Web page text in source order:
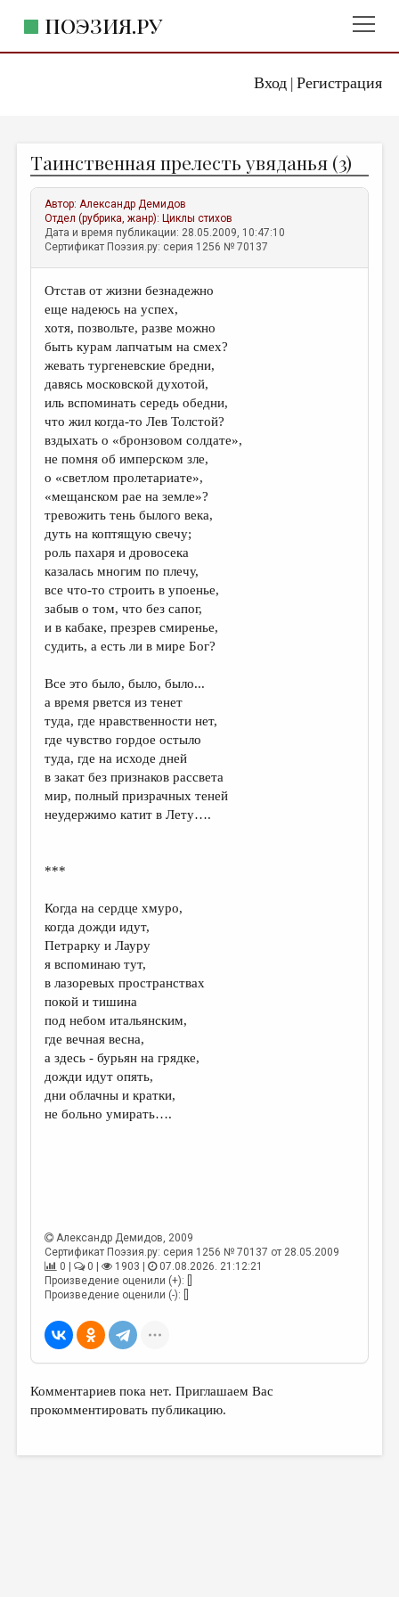
Вход| Регистрация
ПОЭЗИЯ.РУ
ЖАНРЫ
АВТОРЫ
КОММЕНТАРИИ
ЛИТСАЛОН
НОВОСТИ
ПРАВИЛА САЙТА
ОТДЕЛЫ И РУБРИКИ
ИЗБРАННОЕ
ДАЙДЖЕСТ
ПРОИЗВЕДЕНИЯ
ПЕРЕВОДЫ
КОНКУРСЫ
ДЕТСКАЯ КОМНАТА
КНИЖНАЯ ПОЛКА
ОБЗОР ЛИТЕРАТУРЫ
СТРАНИЦЫ ПАМЯТИ
ОБЪЯВЛЕНИЯ
РЕДКОЛЛЕГИЯ
ОТ РЕДАКЦИИ
МАЛАЯ ПРОЗА
ЛИТЕРАТУРОВЕДЕНИЕ
ПУБЛИЦИСТИКА
РЕЦЕНЗИРОВАНИЕ
ЦИКЛЫ ПУБЛИКАЦИЙ
ТРЕДИАКОВСКИЙ
МЕДИА
ВКОНТАКТЕ
Таинственная прелесть увяданья (3)
Автор:Александр Демидов
Отдел (рубрика, жанр): Циклы стихов
Дата и время публикации: 28.05.2009, 10:47:10
Сертификат Поэзия.ру: серия 1256 № 70137
Отстав от жизни безнадежно
еще надеюсь на успех,
хотя, позвольте, разве можно
быть курам лапчатым на смех?
жевать тургеневские бредни,
давясь московской духотой,
иль вспоминать середь обедни,
что жил когда-то Лев Толстой?
вздыхать о «бронзовом солдате»,
не помня об имперском зле,
о «светлом пролетариате»,
«мещанском рае на земле»?
тревожить тень былого века,
дуть на коптящую свечу;
роль пахаря и дровосека
казалась многим по плечу,
все что-то строить в упоенье,
забыв о том, что без сапог,
и в кабаке, презрев смиренье,
судить, а есть ли в мире Бог?
Все это было, было, было...
а время рвется из тенет
туда, где нравственности нет,
где чувство гордое остыло
туда, где на исходе дней
в закат без признаков рассвета
мир, полный призрачных теней
неудержимо катит в Лету….
***
Когда на сердце хмуро,
когда дожди идут,
Петрарку и Лауру
я вспоминаю тут,
в лазоревых пространствах
покой и тишина
под небом итальянским,
где вечная весна,
а здесь - бурьян на грядке,
дожди идут опять,
дни облачны и кратки,
не больно умирать….
Александр Демидов, 2009
Сертификат Поэзия.ру: серия 1256 № 70137 от 28.05.2009
0 |
0 | 1903 |
07.08.2026. 21:12:21
Произведение оценили (+): []
Произведение оценили (-): []
Комментариев пока нет. Приглашаем Вас
прокомментировать публикацию.